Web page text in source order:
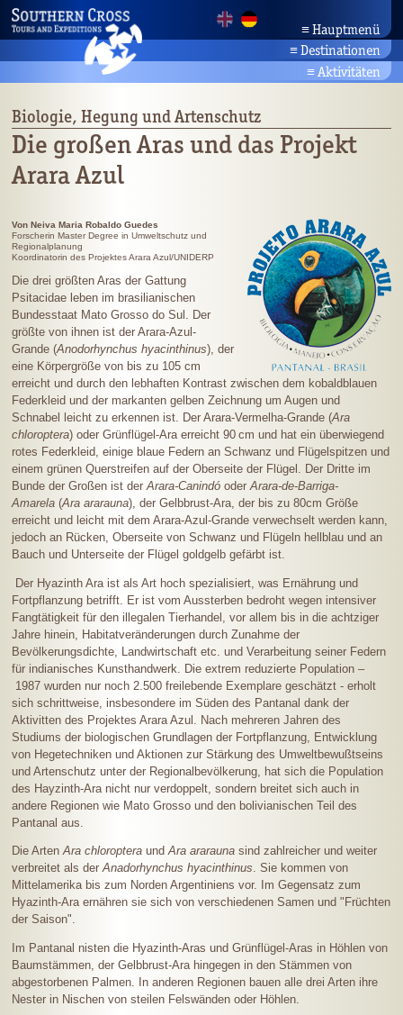
≡Hauptmenü
Startseite
Aktuelles
Kontakt
Suche
≡Destinationen
Rundreisen
Pantanal
Planalto/Cerrado
≡Aktivitäten
Kultur & Natur
Tierwelt Brasiliens
Biologie, Hegung und Artenschutz
Die großen Aras und das Projekt
Arara Azul
Von Neiva Maria Robaldo Guedes
Forscherin Master Degree in Umweltschutz und
Regionalplanung
Koordinatorin des Projektes Arara Azul/UNIDERP
Die drei größten Aras der Gattung
Psitacidae leben im brasilianischen
Bundesstaat Mato Grosso do Sul. Der
größte von ihnen ist der Arara-Azul-
Grande (Anodorhynchus hyacinthinus), der
eine Körpergröße von bis zu 105 cm
erreicht und durch den lebhaften Kontrast zwischen dem kobaldblauen
Federkleid und der markanten gelben Zeichnung um Augen und
Schnabel leicht zu erkennen ist. Der Arara-Vermelha-Grande (Ara
chloroptera) oder Grünflügel-Ara erreicht90 cm und hat ein überwiegend
rotes Federkleid, einige blaue Federn an Schwanz und Flügelspitzen und
einem grünen Querstreifen auf der Oberseite der Flügel. Der Dritte im
Bunde der Großen ist derArara-Canindó oderArara-de-Barriga-
Amarela (Ara ararauna), der Gelbbrust-Ara, der bis zu 80cm Größe
erreicht und leicht mit dem Arara-Azul-Grande verwechselt werden kann,
jedoch an Rücken, Oberseite von Schwanz und Flügeln hellblau und an
Bauch und Unterseite der Flügel goldgelb gefärbt ist.
Der Hyazinth Ara ist als Art hoch spezialisiert, was Ernährung und
Fortpflanzung betrifft. Er ist vom Aussterben bedroht wegen intensiver
Fangtätigkeit für den illegalen Tierhandel, vor allem bis in die achtziger
Jahre hinein, Habitatveränderungen durch Zunahme der
Bevölkerungsdichte, Landwirtschaft etc. und Verarbeitung seiner Federn
für indianisches Kunsthandwerk. Die extrem reduzierte Population –
1987 wurden nur noch 2.500 freilebende Exemplare geschätzt - erholt
sich schrittweise, insbesondere im Süden des Pantanal dank der
Aktivitten des Projektes Arara Azul. Nach mehreren Jahren des
Studiums der biologischen Grundlagen der Fortpflanzung, Entwicklung
von Hegetechniken und Aktionen zur Stärkung des Umweltbewußtseins
und Artenschutz unter der Regionalbevölkerung, hat sich die Population
des Hayzinth-Ara nicht nur verdoppelt, sondern breitet sich auch in
andere Regionen wie Mato Grosso und den bolivianischen Teil des
Pantanal aus.
Die ArtenAra chloroptera undAra ararauna sind zahlreicher und weiter
verbreitet als derAnadorhynchus hyacinthinus. Sie kommen von
Mittelamerika bis zum Norden Argentiniens vor. Im Gegensatz zum
Hyazinth-Ara ernähren sie sich von verschiedenen Samen und "Früchten
der Saison".
Im Pantanal nisten die Hyazinth-Aras und Grünflügel-Aras in Höhlen von
Baumstämmen, der Gelbbrust-Ara hingegen in den Stämmen von
abgestorbenen Palmen. In anderen Regionen bauen alle drei Arten ihre
Nester in Nischen von steilen Felswänden oder Höhlen.